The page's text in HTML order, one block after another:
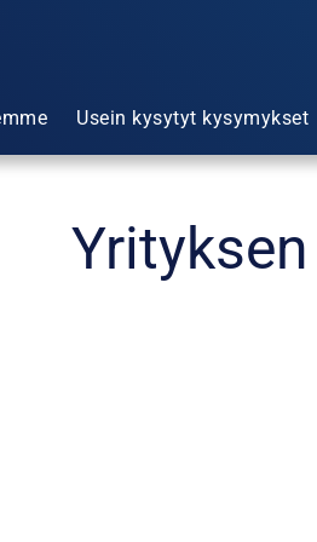
Usein kysytyt kysymykset